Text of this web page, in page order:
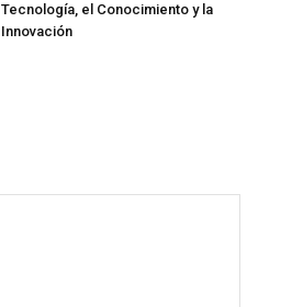
Tecnología, el Conocimiento y la
Innovación